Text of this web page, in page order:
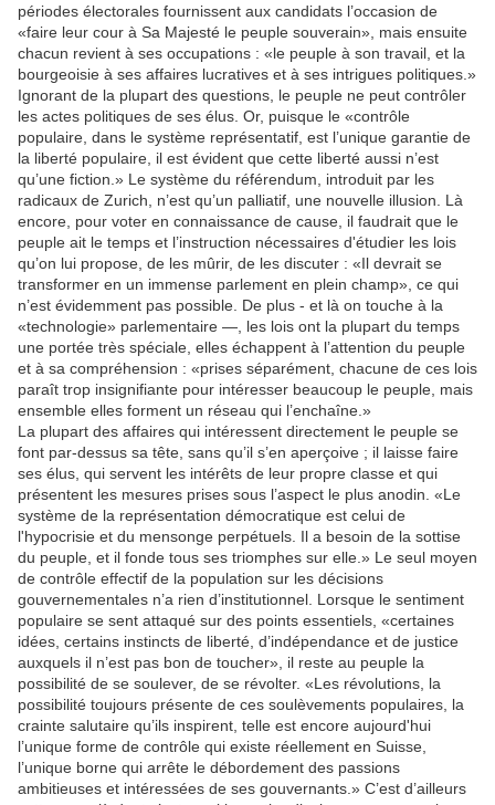
périodes électorales fournissent aux candidats l’occasion de
«faire leur cour à Sa Majesté le peuple souverain», mais ensuite
chacun revient à ses occupations : «le peuple à son travail, et la
bourgeoisie à ses affaires lucratives et à ses intrigues politiques.»
Ignorant de la plupart des questions, le peuple ne peut contrôler
les actes politiques de ses élus. Or, puisque le «contrôle
populaire, dans le système représentatif, est l’unique garantie de
la liberté populaire, il est évident que cette liberté aussi n’est
qu’une fiction.» Le système du référendum, introduit par les
radicaux de Zurich, n’est qu’un palliatif, une nouvelle illusion. Là
encore, pour voter en connaissance de cause, il faudrait que le
peuple ait le temps et l’instruction nécessaires d'étudier les lois
qu’on lui propose, de les mûrir, de les discuter : «Il devrait se
transformer en un immense parlement en plein champ», ce qui
n’est évidemment pas possible. De plus - et là on touche à la
«technologie» parlementaire —, les lois ont la plupart du temps
une portée très spéciale, elles échappent à l’attention du peuple
et à sa compréhension : «prises séparément, chacune de ces lois
paraît trop insignifiante pour intéresser beaucoup le peuple, mais
ensemble elles forment un réseau qui l’enchaîne.»
La plupart des affaires qui intéressent directement le peuple se
font par-dessus sa tête, sans qu’il s’en aperçoive ; il laisse faire
ses élus, qui servent les intérêts de leur propre classe et qui
présentent les mesures prises sous l’aspect le plus anodin. «Le
système de la représentation démocratique est celui de
l'hypocrisie et du mensonge perpétuels. Il a besoin de la sottise
du peuple, et il fonde tous ses triomphes sur elle.» Le seul moyen
de contrôle effectif de la population sur les décisions
gouvernementales n’a rien d’institutionnel. Lorsque le sentiment
populaire se sent attaqué sur des points essentiels, «certaines
idées, certains instincts de liberté, d’indépendance et de justice
auxquels il n’est pas bon de toucher», il reste au peuple la
possibilité de se soulever, de se révolter. «Les révolutions, la
possibilité toujours présente de ces soulèvements populaires, la
crainte salutaire qu’ils inspirent, telle est encore aujourd'hui
l’unique forme de contrôle qui existe réellement en Suisse,
l’unique borne qui arrête le débordement des passions
ambitieuses et intéressées de ses gouvernants.» C’est d’ailleurs